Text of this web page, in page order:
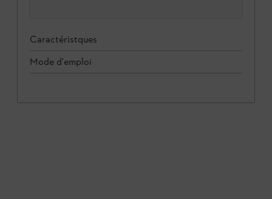
Caractéristques
Mode d'emploi